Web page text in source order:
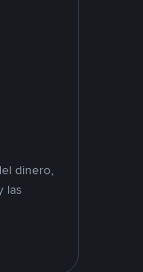
dinero,
las